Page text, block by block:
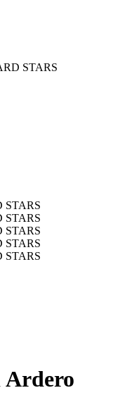
STARS
Ardero